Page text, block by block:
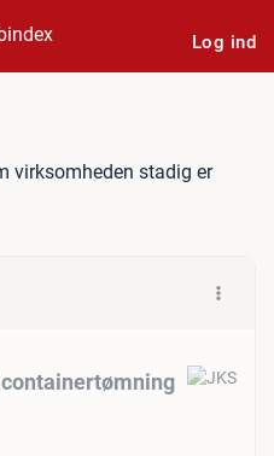
Log ind
virksomheden stadig er